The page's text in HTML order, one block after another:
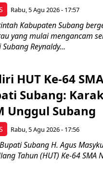
Rabu, 5 Agu 2026 - 17:57
Kabupaten Subang
yang mulai mengancam
Reynaldy...
HUT Ke-64
Subang:
Unggul Subang
Rabu, 5 Agu 2026 - 17:56
Subang H. Agus
Tahun (HUT) Ke-64 SMA